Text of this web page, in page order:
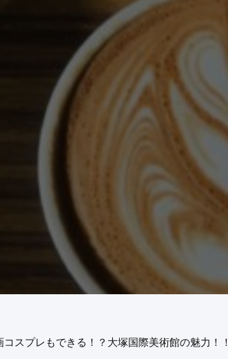
コスプレもできる！？大塚国際美術館の魅力！！